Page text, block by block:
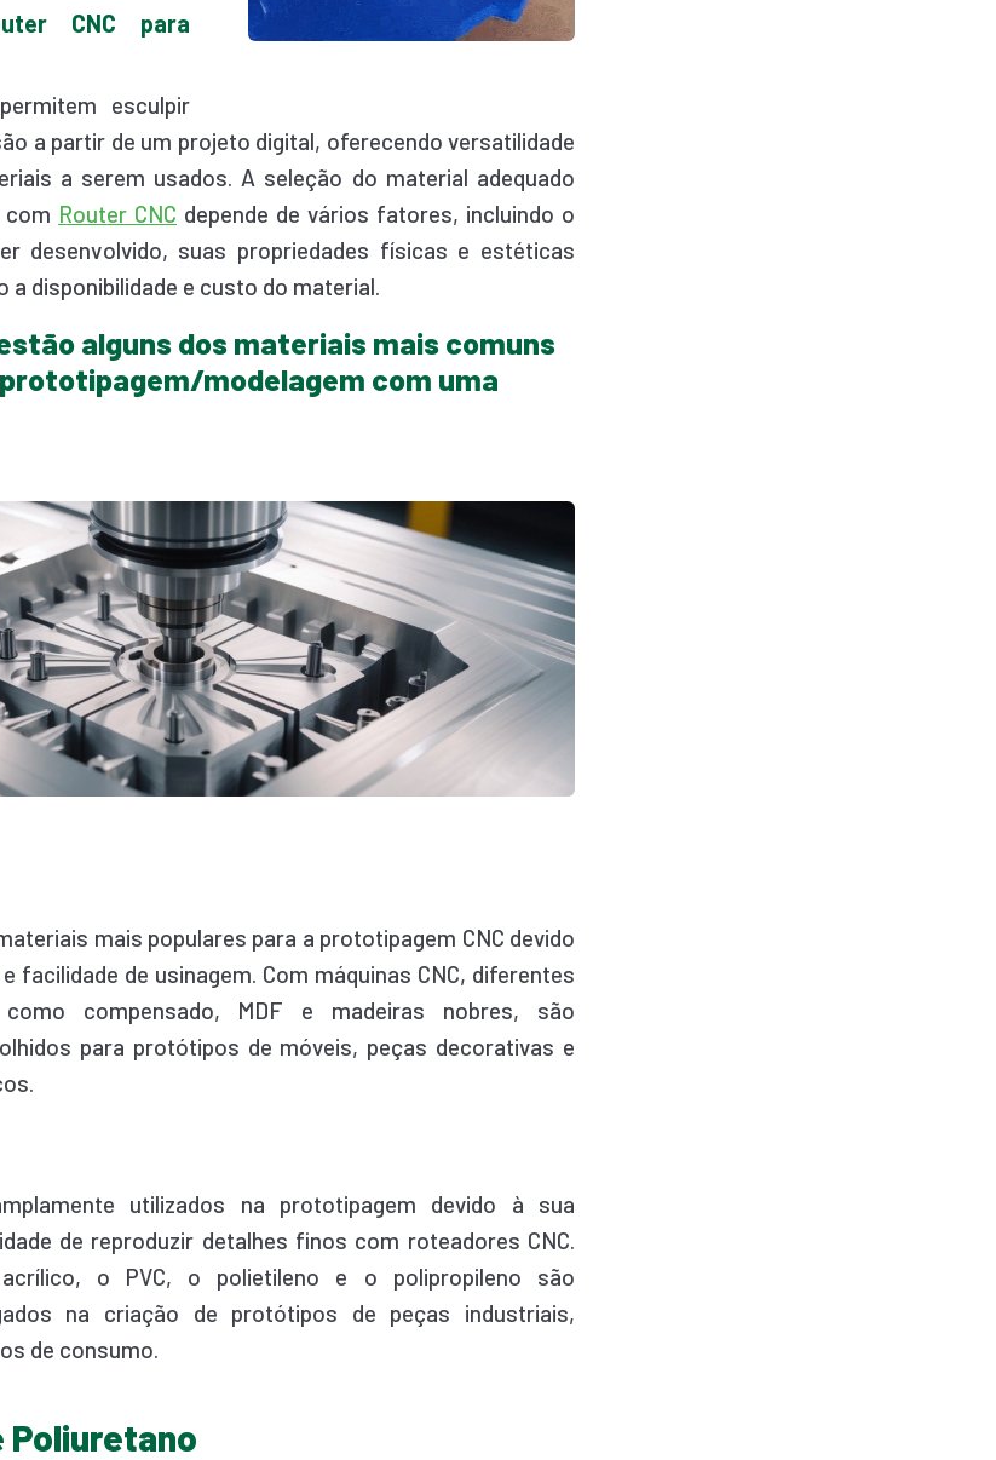
CNC para
esculpir
a partir de um projeto digital, oferecendo versatilidade
a serem usados. A seleção do material adequado
com Router CNC depende de vários fatores, incluindo o
desenvolvido, suas propriedades físicas e estéticas
a disponibilidade e custo do material.
alguns dos materiais mais comuns
modelagem com uma
mais populares para a prototipagem CNC devido
facilidade de usinagem. Com máquinas CNC, diferentes
compensado, MDF e madeiras nobres, são
para protótipos de móveis, peças decorativas e
utilizados na prototipagem devido à sua
de reproduzir detalhes finos com roteadores CNC.
o PVC, o polietileno e o polipropileno são
na criação de protótipos de peças industriais,
de consumo.
Poliuretano